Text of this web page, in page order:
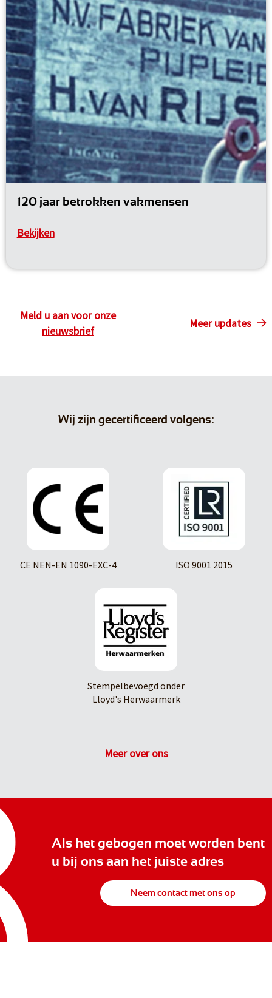
120 jaar betrokken vakmensen
Bekijken
Meld u aan voor onze
nieuwsbrief
Meer updates
Wij zijn gecertificeerd volgens:
CE NEN-EN 1090-EXC-4 ISO 9001 2015
Stempelbevoegd onder
Lloyd's Herwaarmerk
Meer over ons
Als het gebogen moet worden bent
u bij ons aan het juiste adres
Neem contact met ons op